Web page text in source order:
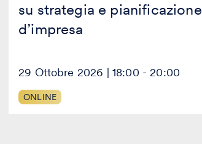
su strategia e pianificazione
d’impresa
29 Ottobre 2026 | 18:00 - 20:00
ONLINE